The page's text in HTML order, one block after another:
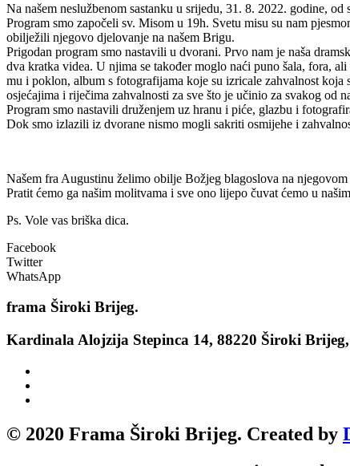
Na našem neslužbenom sastanku u srijedu, 31. 8. 2022. godine,
Program smo započeli sv. Misom u 19h. Svetu misu su nam
obilježili njegovo djelovanje na našem Brigu.
Prigodan program smo nastavili u dvorani. Prvo nam je naša
dva kratka videa. U njima se također moglo naći puno šala, fora,
mu i poklon, album s fotografijama koje su izricale zahvalnost koja
osjećajima i riječima zahvalnosti za sve što je učinio za svakog od
Program smo nastavili druženjem uz hranu i piće, glazbu i
Dok smo izlazili iz dvorane nismo mogli sakriti osmijehe i
Našem fra Augustinu želimo obilje Božjeg blagoslova na
Pratit ćemo ga našim molitvama i sve ono lijepo čuvat ćemo u
Ps. Vole vas briška dica.
Facebook
Twitter
WhatsApp
frama Široki Brijeg.
Kardinala Alojzija Stepinca 14, 88220 Široki
© 2020 Frama Široki Brijeg. Created by